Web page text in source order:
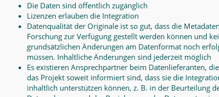
Die Daten sind öffentlich zugänglich
Lizenzen erlauben die Integration
Datenqualität der Originale ist so gut, dass die
Forschung zur Verfügung gestellt werden können und
grundsätzlichen Änderungen am Datenformat noch
müssen. Inhaltliche Änderungen sind jederzeit möglich
Es existieren Ansprechpartner beim Datenlieferanten,
das Projekt soweit informiert sind, dass sie die
inhaltlich unterstützen können, z. B. in der Beurteilung